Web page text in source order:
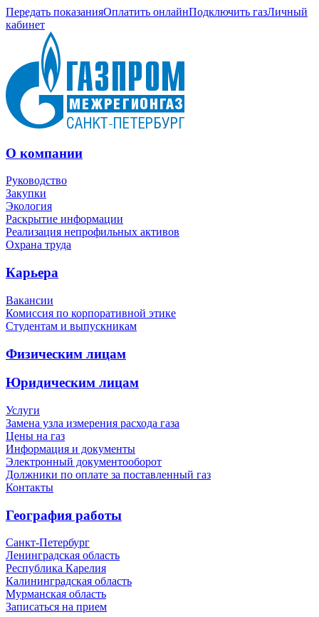
Передать показанияОплатить онлайнПодключить газЛичный
кабинет
О компании
Руководство
Закупки
Экология
Раскрытие информации
Реализация непрофильных активов
Охрана труда
Карьера
Вакансии
Комиссия по корпоративной этике
Студентам и выпускникам
Физическим лицам
Юридическим лицам
Услуги
Замена узла измерения расхода газа
Цены на газ
Информация и документы
Электронный документооборот
Должники по оплате за поставленный газ
Контакты
География работы
Санкт-Петербург
Ленинградская область
Республика Карелия
Калининградская область
Мурманская область
Записаться на прием